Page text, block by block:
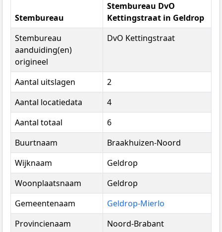
Stembureau
Stembureau DvO
Kettingstraat in Geldrop
Stembureau
aanduiding(en)
origineel
DvO Kettingstraat
Aantal uitslagen
2
Aantal locatiedata
4
Aantal totaal
6
Buurtnaam
Braakhuizen-Noord
Wijknaam
Geldrop
Woonplaatsnaam
Geldrop
Gemeentenaam
Geldrop-Mierlo
Provincienaam
Noord-Brabant